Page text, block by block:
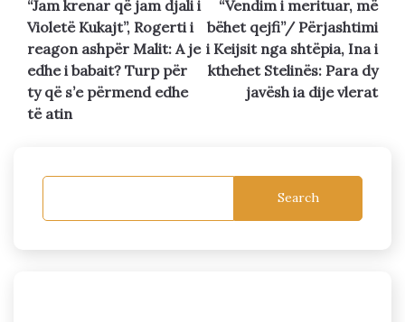
navigation
“Jam krenar që jam djali i
Violetë Kukajt”, Rogerti i
reagon ashpër Malit: A je
edhe i babait? Turp për
ty që s’e përmend edhe
të atin
“Vendim i merituar, më
bëhet qejfi”/ Përjashtimi
i Keijsit nga shtëpia, Ina i
kthehet Stelinës: Para dy
javësh ia dije vlerat
Search